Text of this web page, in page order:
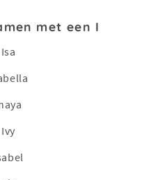
met een I
Isa
Ivy